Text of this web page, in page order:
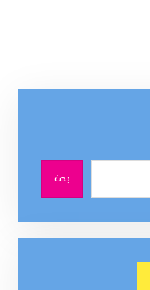
بحث